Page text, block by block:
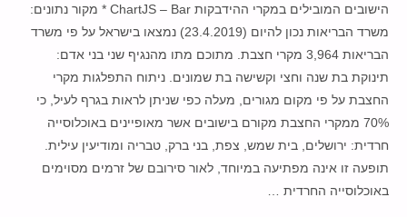
הישובים המובילים במקרי ההידבקות ChartJS – Bar * מקור נתונים:
משרד הבריאות נכון להיום (23.4.2019) נמצאו בישראל על פי משרד
הבריאות 3,964 מקרי חצבת. מתוכם מתו מהנגיף שני בני אדם:
תינוקת בת שנה וחצי וקשישה בת שמונים. ניתוח התפלגות מקרי
החצבת על פי מקום מגורים, מעלה כפי שניתן לראות בגרף לעיל, כי
70% ממקרי החצבת מקורם בישובים אשר מאופיינים באוכלוסייה
חרדית: ירושלים, בית שמש, צפת, בני ברק, טבריה ומודיעין עילית.
תופעה זו אינה מפתיעה במיוחד, לאור סירובם של זרמים מסוימים
באוכלוסייה החרדית …